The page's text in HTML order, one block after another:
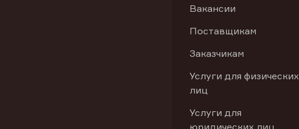
Вакансии
Поставщикам
Заказчикам
Услуги для физических
лиц
Услуги для
юридических лиц